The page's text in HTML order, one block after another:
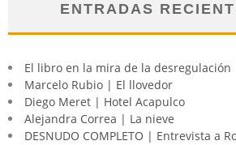
ENTRADAS
El libro en la mira de la desregulación
Marcelo Rubio | El llovedor
Diego Meret | Hotel Acapulco
Alejandra Correa | La nieve
DESNUDO COMPLETO | Entrevista a